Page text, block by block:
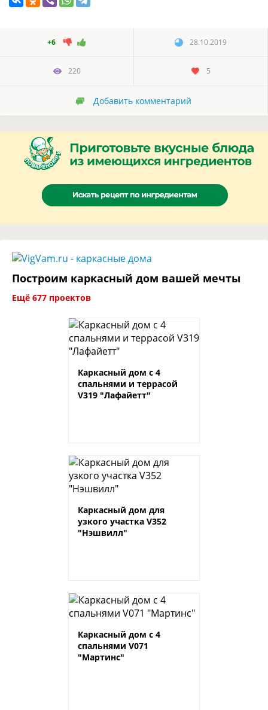
+6 28.10.2019
220 5
Добавить комментарий
Построим каркасный дом вашей мечты
Ещё 677 проектов
Каркасный дом с 4
спальнями и террасой
V319 "Лафайетт"
Каркасный дом для
узкого участка V352
"Нэшвилл"
Каркасный дом с 4
спальнями V071
"Мартинс"